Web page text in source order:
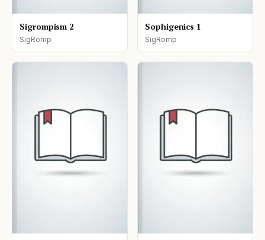
Sigrompism 2
SigRomp
Sophigenics 1
SigRomp